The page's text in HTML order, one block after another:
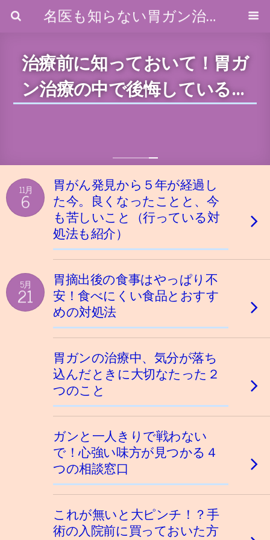
名医も知らない胃ガン治療のホントのところ
治療前に知っておいて！胃ガ
ン治療の中で後悔している３
11月
6
胃がん発見から５年が経過し
た今。良くなったことと、今
も苦しいこと（行っている対
処法も紹介）
5月
21
胃摘出後の食事はやっぱり不
安！食べにくい食品とおすす
めの対処法
胃ガンの治療中、気分が落ち
込んだときに大切なたった２
つのこと
ガンと一人きりで戦わない
で！心強い味方が見つかる４
つの相談窓口
これが無いと大ピンチ！？手
術の入院前に買っておいた方